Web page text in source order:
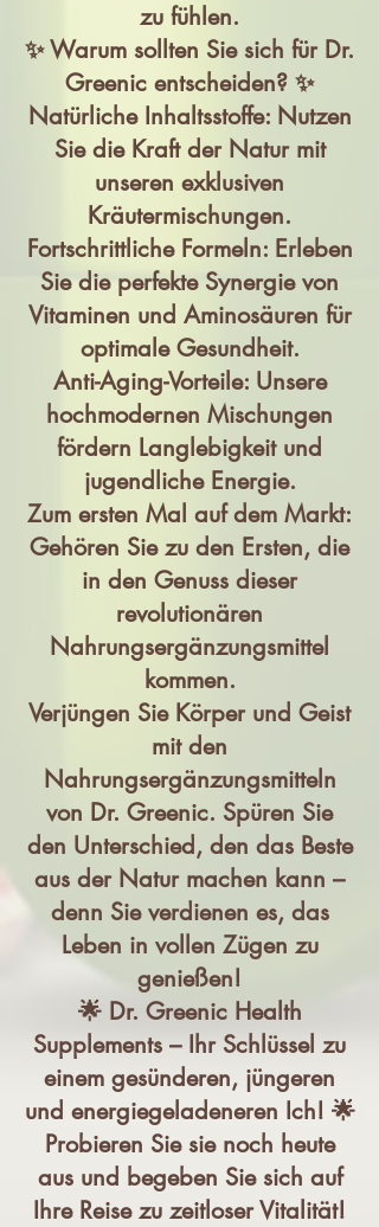
zu fühlen.
✨ Warum sollten Sie sich für Dr.
Greenic entscheiden? ✨
Natürliche Inhaltsstoffe: Nutzen
Sie die Kraft der Natur mit
unseren exklusiven
Kräutermischungen.
Fortschrittliche Formeln: Erleben
Sie die perfekte Synergie von
Vitaminen und Aminosäuren für
optimale Gesundheit.
Anti-Aging-Vorteile: Unsere
hochmodernen Mischungen
fördern Langlebigkeit und
jugendliche Energie.
Zum ersten Mal auf dem Markt:
Gehören Sie zu den Ersten, die
in den Genuss dieser
revolutionären
Nahrungsergänzungsmittel
kommen.
Verjüngen Sie Körper und Geist
mit den
Nahrungsergänzungsmitteln
von Dr. Greenic. Spüren Sie
den Unterschied, den das Beste
aus der Natur machen kann –
denn Sie verdienen es, das
Leben in vollen Zügen zu
genießen!
🌟 Dr. Greenic Health
Supplements – Ihr Schlüssel zu
einem gesünderen, jüngeren
und energiegeladeneren Ich! 🌟
Probieren Sie sie noch heute
aus und begeben Sie sich auf
Ihre Reise zu zeitloser Vitalität!